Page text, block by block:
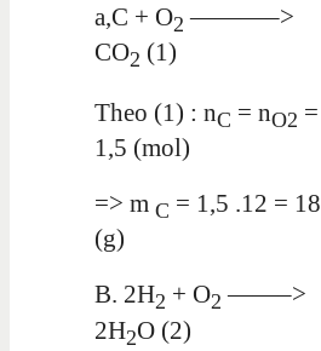
a,C + O2 ———–>
CO2 (1)
Theo (1) : nC = nO2 =
1,5 (mol)
=> m C = 1,5 .12 = 18
(g)
B. 2H2 + O2 ——–>
2H2O (2)